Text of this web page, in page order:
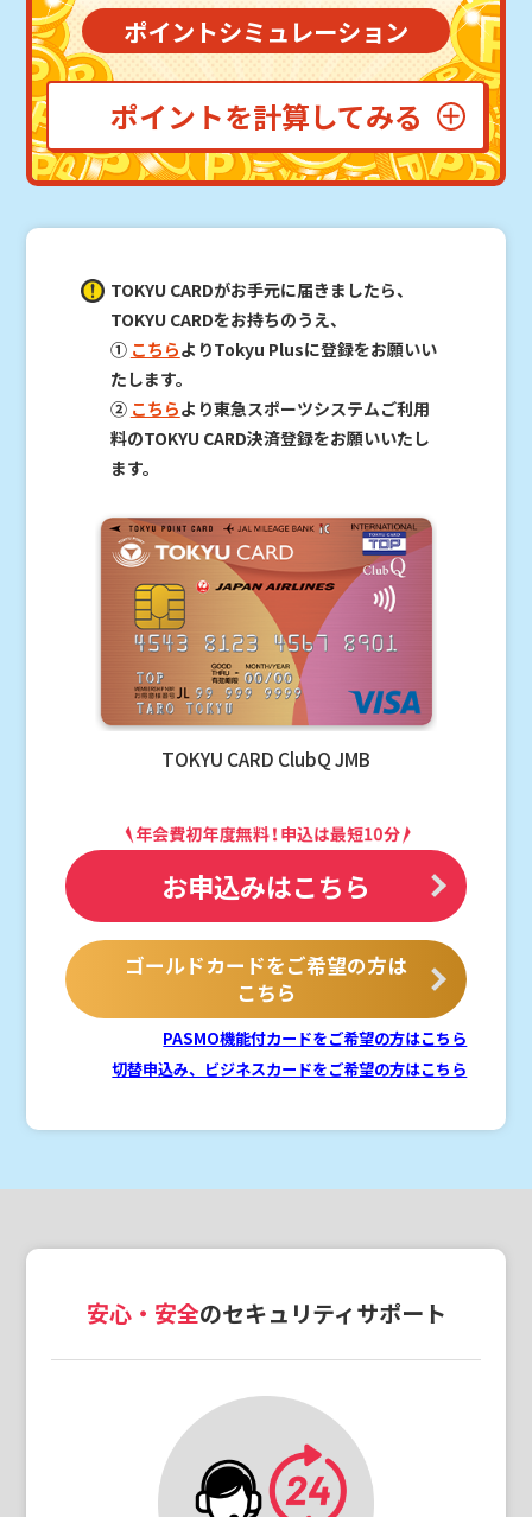
ポイントシミュレーション
ポイントを計算してみる
TOKYU CARDがお手元に届きましたら、
TOKYU CARDをお持ちのうえ、
① こちらよりTokyu Plusに登録をお願いい
たします。
② こちらより東急スポーツシステムご利用
料のTOKYU CARD決済登録をお願いいたし
ます。
TOKYU CARD ClubQ JMB
お申込みはこちら
ゴールドカードをご希望の方は
こちら
PASMO機能付カードをご希望の方はこちら
切替申込み、ビジネスカードをご希望の方はこちら
安心・安全のセキュリティサポート